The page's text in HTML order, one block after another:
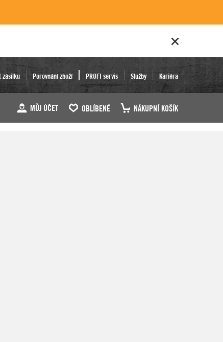
zásilku Porovnání zboží PROFI servis Služby Kariéra
MŮJ ÚČET OBLÍBENÉ NÁKUPNÍ KOŠÍK